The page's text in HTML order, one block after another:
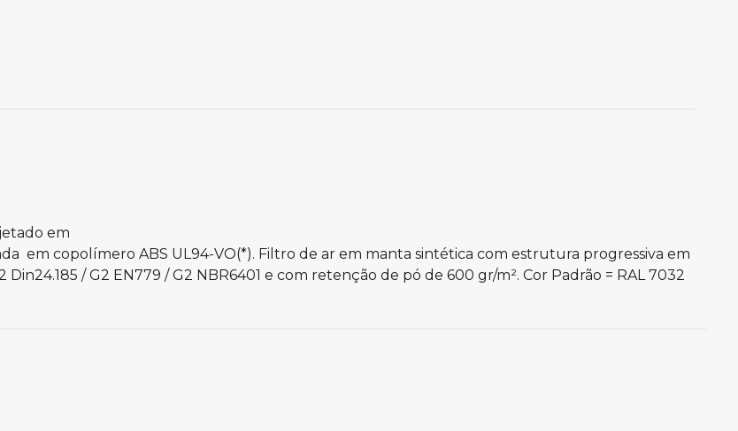
em
em copolímero ABS UL94-VO(*). Filtro de ar em manta sintética com estrutura progressiva em
/ G2 EN779 / G2 NBR6401 e com retenção de pó de 600 gr/m². Cor Padrão = RAL 7032